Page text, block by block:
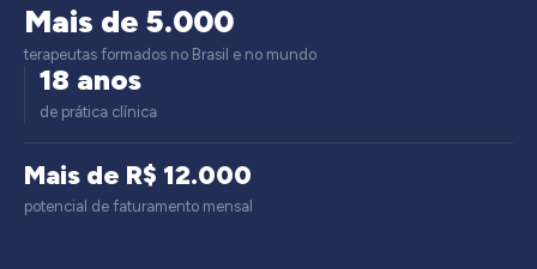
Mais de 5.000
terapeutas formados no Brasil e no mundo
18 anos
de prática clínica
Mais de R$ 12.000
potencial de faturamento mensal